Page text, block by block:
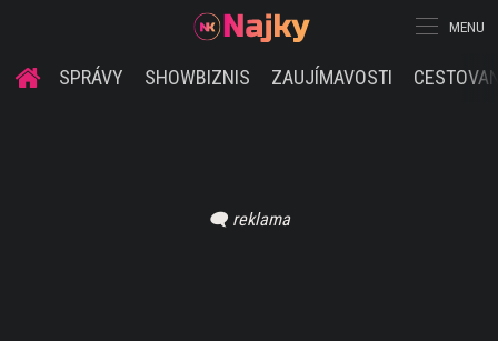
MENU
SPRÁVY SHOWBIZNIS ZAUJÍMAVOSTI